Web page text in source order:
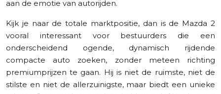
aan de emotie van autorijden.
Kijk je naar de totale marktpositie, dan is de Mazda 2
vooral interessant voor bestuurders die een
onderscheidend ogende, dynamisch rijdende
compacte auto zoeken, zonder meteen richting
premiumprijzen te gaan. Hij is niet de ruimste, niet de
stilste en niet de allerzuinigste, maar biedt een unieke